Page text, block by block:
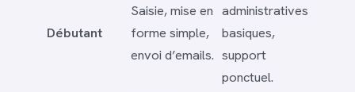
Débutant
Saisie, mise en
forme simple,
envoi d’emails.
administratives
basiques,
support
ponctuel.